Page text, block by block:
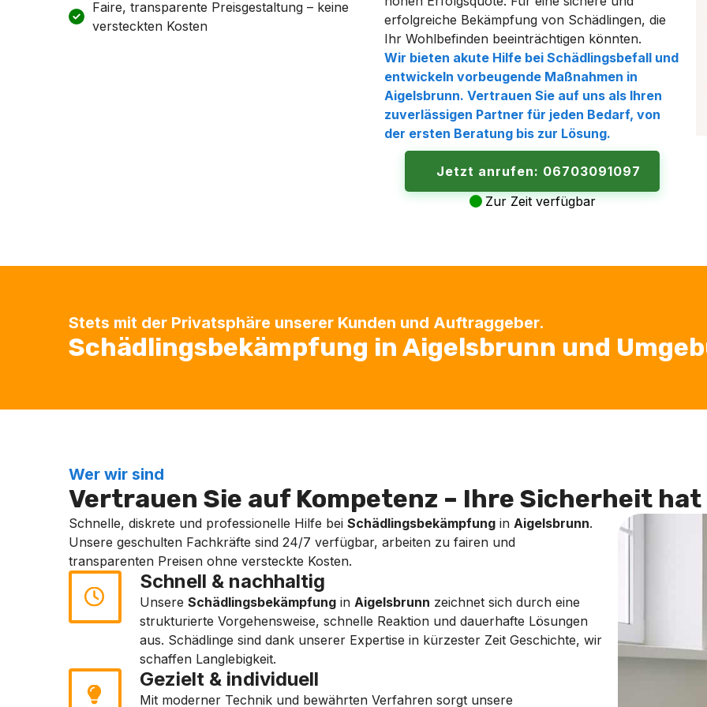
Faire, transparente Preisgestaltung – keine
versteckten Kosten
erfolgreiche Bekämpfung von Schädlingen, die
Ihr Wohlbefinden beeinträchtigen könnten.
Wir bieten akute Hilfe bei Schädlingsbefall und
entwickeln vorbeugende Maßnahmen in
Aigelsbrunn. Vertrauen Sie auf uns als Ihren
zuverlässigen Partner für jeden Bedarf, von
der ersten Beratung bis zur Lösung.
Jetzt anrufen: 06703091097
Zur Zeit verfügbar
Stets mit der Privatsphäre unserer Kunden und Auftraggeber.
Schädlingsbekämpfung in Aigelsbrunn und
Wer wir sind
Vertrauen Sie auf Kompetenz – Ihre Sicherheit
Schnelle, diskrete und professionelle Hilfe bei Schädlingsbekämpfung in Aigelsbrunn.
Unsere geschulten Fachkräfte sind 24/7 verfügbar, arbeiten zu fairen und
transparenten Preisen ohne versteckte Kosten.
Schnell & nachhaltig
Unsere Schädlingsbekämpfung in Aigelsbrunn zeichnet sich durch eine
strukturierte Vorgehensweise, schnelle Reaktion und dauerhafte Lösungen
aus. Schädlinge sind dank unserer Expertise in kürzester Zeit Geschichte, wir
schaffen Langlebigkeit.
Gezielt & individuell
Mit moderner Technik und bewährten Verfahren sorgt unsere